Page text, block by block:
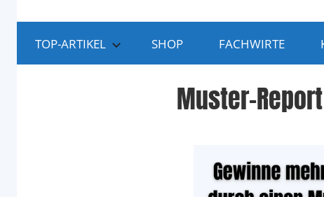
TOP-ARTIKEL SHOP FACHWIRTE
Muster-